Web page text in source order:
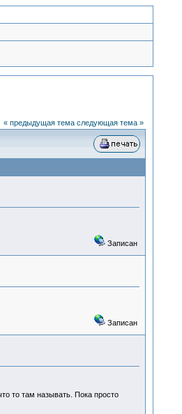
« предыдущая тема следующая тема »
Записан
Записан
то там называть. Пока просто